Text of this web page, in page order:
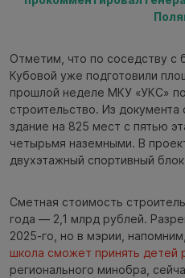
Отметим, что по соседству с
Кубовой уже подготовили
прошлой неделе МКУ «УКС»
строительство. Из документа
здание на 825 мест с пятью
четырьмя наземными. В
двухэтажный спортивный
Сметная стоимость
года — 2,1 млрд рублей.
2025-го, но в мэрии,
школа сможет принять детей
регионального минобра,